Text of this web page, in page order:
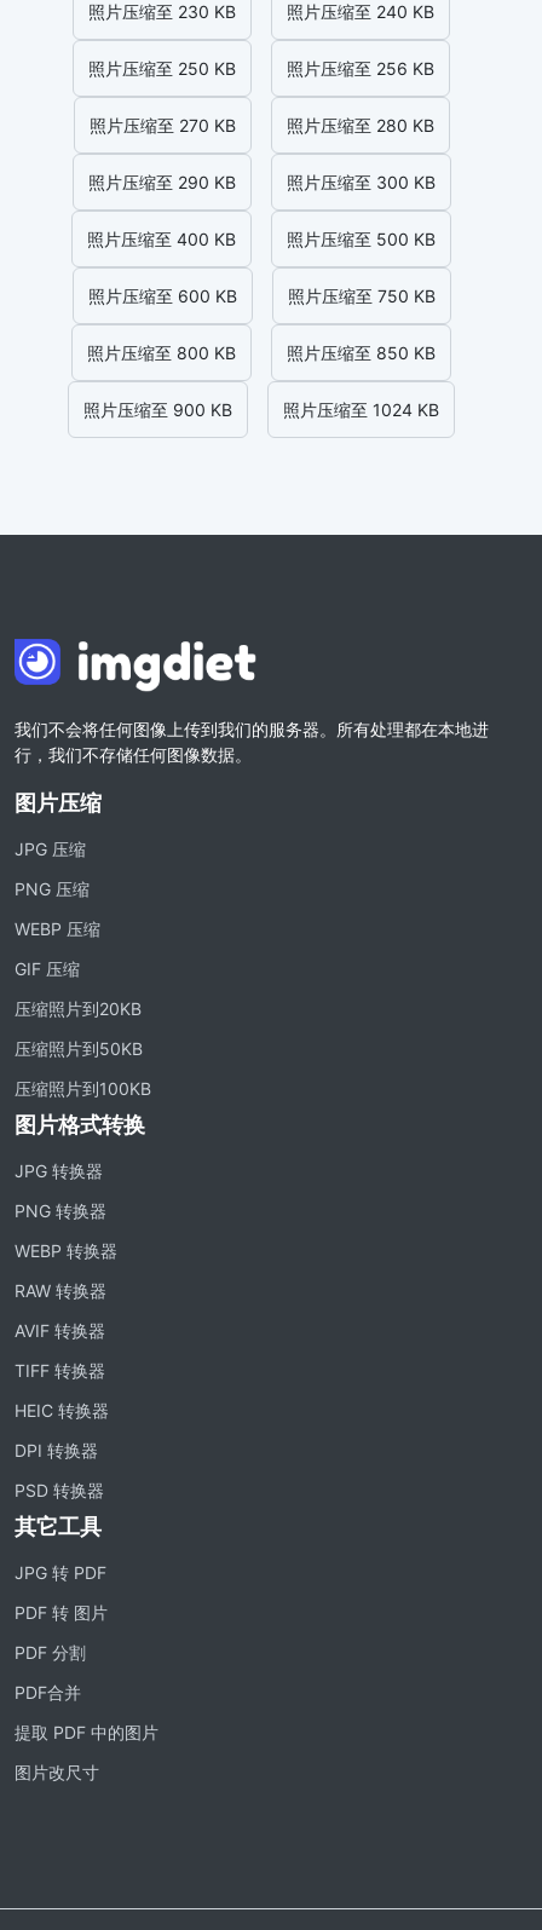
照片压缩至 230 KB 照片压缩至 240 KB
照片压缩至 250 KB 照片压缩至 256 KB
照片压缩至 270 KB 照片压缩至 280 KB
照片压缩至 290 KB 照片压缩至 300 KB
照片压缩至 400 KB 照片压缩至 500 KB
照片压缩至 600 KB 照片压缩至 750 KB
照片压缩至 800 KB 照片压缩至 850 KB
照片压缩至 900 KB 照片压缩至 1024 KB
我们不会将任何图像上传到我们的服务器。所有处理都在本地进
行，我们不存储任何图像数据。
图片压缩
JPG 压缩
PNG 压缩
WEBP 压缩
GIF 压缩
压缩照片到20KB
压缩照片到50KB
压缩照片到100KB
图片格式转换
JPG 转换器
PNG 转换器
WEBP 转换器
RAW 转换器
AVIF 转换器
TIFF 转换器
HEIC 转换器
DPI 转换器
PSD 转换器
其它工具
JPG 转 PDF
PDF 转 图片
PDF 分割
PDF合并
提取 PDF 中的图片
图片改尺寸